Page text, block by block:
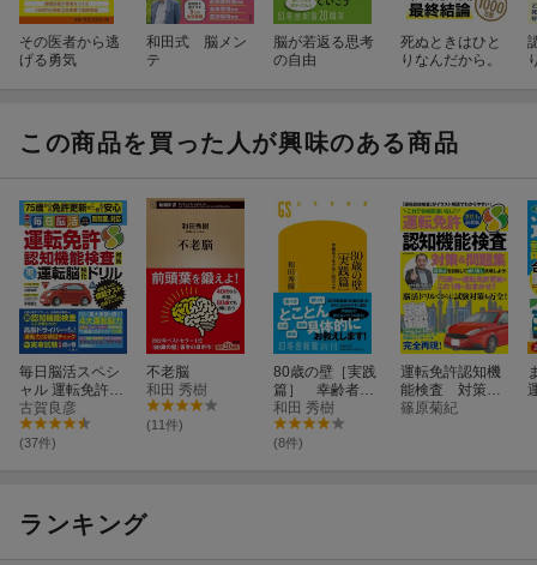
その医者から逃
げる勇気
和田式 脳メン
テ
脳が若返る思考
の自由
死ぬときはひと
りなんだから。
この商品を買った人が興味のある商品
毎日脳活スペシ
ャル 運転免許認
知機能検査対策
車の運転脳強化
ドリル
古賀良彦
(37件)
不老脳
和田 秀樹
(11件)
80歳の壁［実践
篇］ 幸齢者で
生きぬく80の工
夫
和田 秀樹
(8件)
運転免許認知機
能検査 対策＆
問題集（2024）
篠原菊紀
ランキング